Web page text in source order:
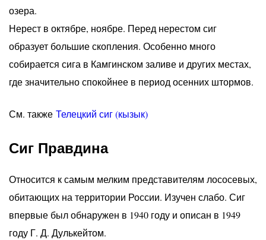
озера.
Нерест в октябре, ноябре. Перед нерестом сиг
образует большие скопления. Особенно много
собирается сига в Камгинском заливе и других местах,
где значительно спокойнее в период осенних штормов.
См. также Телецкий сиг (кызык)
Сиг Правдина
Относится к самым мелким представителям лососевых,
обитающих на территории России. Изучен слабо. Сиг
впервые был обнаружен в 1940 году и описан в 1949
году Г. Д. Дулькейтом.